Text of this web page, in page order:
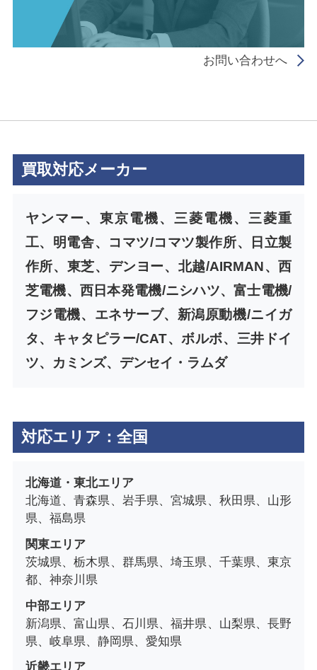
お問い合わせへ
買取対応メーカー
ヤンマー、東京電機、三菱電機、三菱重
工、明電舎、コマツ/コマツ製作所、日立製
作所、東芝、デンヨー、北越/AIRMAN、西
芝電機、西日本発電機/ニシハツ、富士電機/
フジ電機、エネサーブ、新潟原動機/ニイガ
タ、キャタピラー/CAT、ボルボ、三井ドイ
ツ、カミンズ、デンセイ・ラムダ
対応エリア：全国
北海道・東北エリア
北海道、青森県、岩手県、宮城県、秋田県、山形
県、福島県
関東エリア
茨城県、栃木県、群馬県、埼玉県、千葉県、東京
都、神奈川県
中部エリア
新潟県、富山県、石川県、福井県、山梨県、長野
県、岐阜県、静岡県、愛知県
近畿エリア